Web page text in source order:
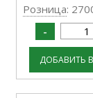
Розница: